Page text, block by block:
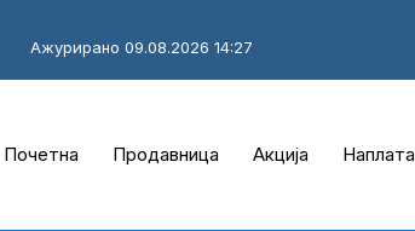
Ажурирано 09.08.2026 14:27
Почетна Продавница Акција Наплата